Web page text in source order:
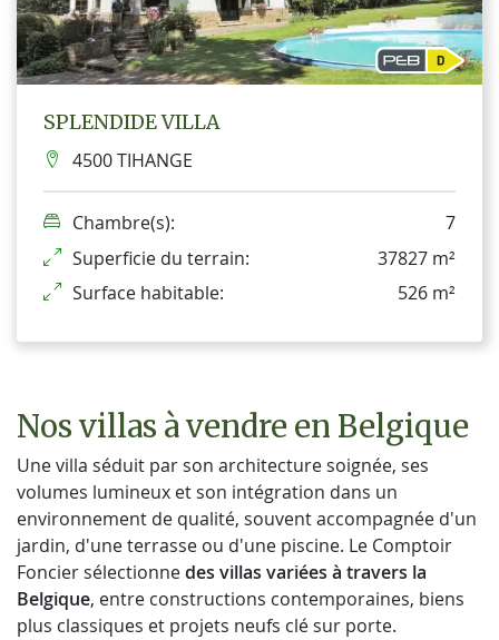
SPLENDIDE VILLA
4500 TIHANGE
Chambre(s):
7
Superficie du terrain:
37827 m²
Surface habitable:
526 m²
Nos villas à vendre en Belgique
Une villa séduit par son architecture soignée, ses
volumes lumineux et son intégration dans un
environnement de qualité, souvent accompagnée d'un
jardin, d'une terrasse ou d'une piscine. Le Comptoir
Foncier sélectionnedes villas variées à travers la
Belgique, entre constructions contemporaines, biens
plus classiques et projets neufs clé sur porte.